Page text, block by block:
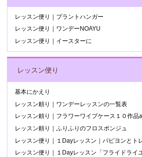
レッスン便り｜プラントハンガー
レッスン便り｜ワンデーNOAYU
レッスン便り｜イースターに
レッスン便り
基本にかえり
レッスン頼り｜ワンデーレッスンの一覧表
レッスン頼り｜フラワーワイプケース１０作品
レッスン頼り｜ふりふりのフロスポンジュ
レッスン便り｜１Dayレッスン｜パピヨンとト
レッスン便り｜１Dayレッスン「フライドライユ